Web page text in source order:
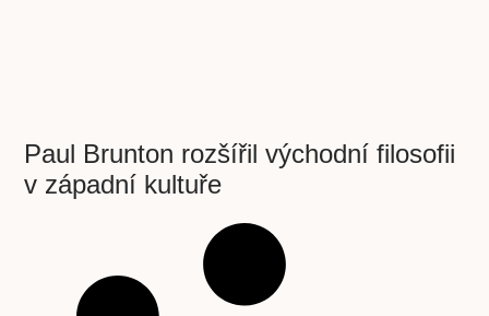
Paul Brunton rozšířil východní filosofii
v západní kultuře